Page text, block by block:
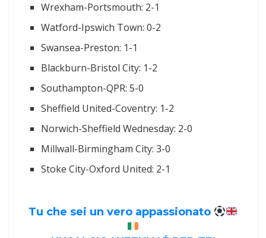
Wrexham-Portsmouth: 2-1
Watford-Ipswich Town: 0-2
Swansea-Preston: 1-1
Blackburn-Bristol City: 1-2
Southampton-QPR: 5-0
Sheffield United-Coventry: 1-2
Norwich-Sheffield Wednesday: 2-0
Millwall-Birmingham City: 3-0
Stoke City-Oxford United: 2-1
Tu che sei un vero appassionato